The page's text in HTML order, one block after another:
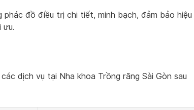
đồ điều trị chi tiết, minh bạch, đảm bảo hiệu
ưu.
dịch vụ tại Nha khoa Trồng răng Sài Gòn sau